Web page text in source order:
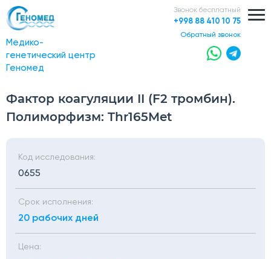
Медико-
генетический центр
Геномед
Звонок бесплатный
+998 88 410 10 75
обратный звонок
Фактор коагуляции II (F2 тромбин).
Полиморфизм: Thr165Met
Код исследования:
0655
Срок исполнения:
20 рабочих дней
Цена: